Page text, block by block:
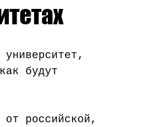
университет,
будут
от российской,